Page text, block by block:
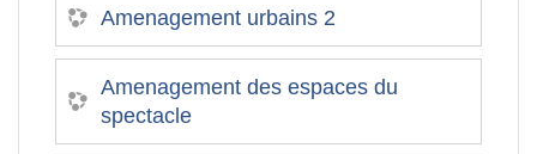
Amenagement urbains 2
Amenagement des espaces du
spectacle